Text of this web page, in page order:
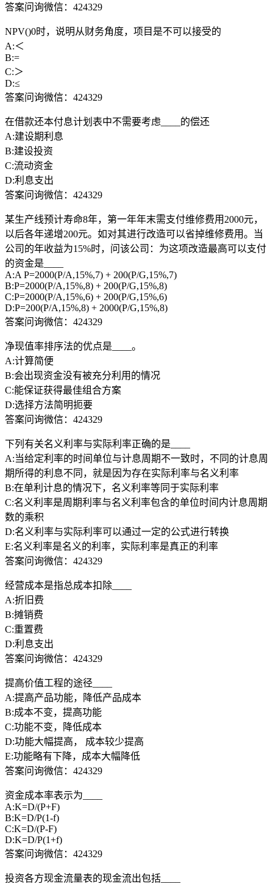
答案问询微信：424329
NPV()0时，说明从财务角度，项目是不可以接受的
A:＜
B:=
C:＞
D:≤
答案问询微信：424329
在借款还本付息计划表中不需要考虑____的偿还
A:建设期利息
B:建设投资
C:流动资金
D:利息支出
答案问询微信：424329
某生产线预计寿命8年，第一年年末需支付维修费用2000元，
以后各年递增200元。如对其进行改造可以省掉维修费用。当
公司的年收益为15%时，问该公司：为这项改造最高可以支付
的资金是____
A:A P=2000(P/A,15%,7) + 200(P/G,15%,7)
B:P=2000(P/A,15%,8) + 200(P/G,15%,8)
C:P=2000(P/A,15%,6) + 200(P/G,15%,6)
D:P=200(P/A,15%,8) + 2000(P/G,15%,8)
答案问询微信：424329
净现值率排序法的优点是____。
A:计算简便
B:会出现资金没有被充分利用的情况
C:能保证获得最佳组合方案
D:选择方法简明扼要
答案问询微信：424329
下列有关名义利率与实际利率正确的是____
A:当给定利率的时间单位与计息周期不一致时，不同的计息周
期所得的利息不同，就是因为存在实际利率与名义利率
B:在单利计息的情况下，名义利率等同于实际利率
C:名义利率是周期利率与名义利率包含的单位时间内计息周期
数的乘积
D:名义利率与实际利率可以通过一定的公式进行转换
E:名义利率是名义的利率，实际利率是真正的利率
答案问询微信：424329
经营成本是指总成本扣除____
A:折旧费
B:摊销费
C:重置费
D:利息支出
答案问询微信：424329
提高价值工程的途径____
A:提高产品功能，降低产品成本
B:成本不变，提高功能
C:功能不变，降低成本
D:功能大幅提高， 成本较少提高
E:功能略有下降，成本大幅降低
答案问询微信：424329
资金成本率表示为____
A:K=D/(P+F)
B:K=D/P(1-f)
C:K=D/(P-F)
D:K=D/P(1+f)
答案问询微信：424329
投资各方现金流量表的现金流出包括____